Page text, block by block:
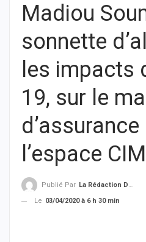
Madiou
sonnette
les impacts
19, sur le
l’espace
Publié Par La Rédaction De THIEYSENEGAL.com
Le 03/04/2020 à 6 h 30 min